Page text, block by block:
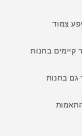
צמוד
קיימים בחנות
גם בחנות